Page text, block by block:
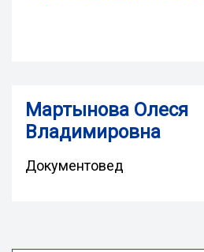
Мартынова Олеся
Владимировна
Документовед